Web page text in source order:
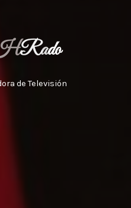
Rado
de Televisión